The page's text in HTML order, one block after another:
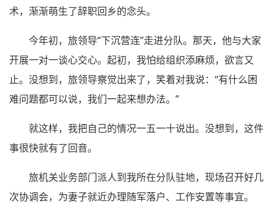
术，渐渐萌生了辞职回乡的念头。
今年初，旅领导“下沉营连”走进分队。那天，他与大家
开展一对一谈心交心。起初，我怕给组织添麻烦，欲言又
止。没想到，旅领导察觉出来了，笑着对我说：“有什么困
难问题都可以说，我们一起来想办法。”
就这样，我把自己的情况一五一十说出。没想到，这件
事很快就有了回音。
旅机关业务部门派人到我所在分队驻地，现场召开好几
次协调会，为妻子就近办理随军落户、工作安置等事宜。